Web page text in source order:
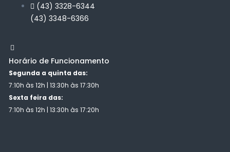
(43) 3328-6344
(43) 3348-6366
Horário de Funcionamento
Segunda a quinta das:
7:10h às 12h | 13:30h às 17:30h
Sexta feira das:
7:10h às 12h | 13:30h às 17:20h